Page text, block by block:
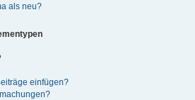
als neu?
einfügen?